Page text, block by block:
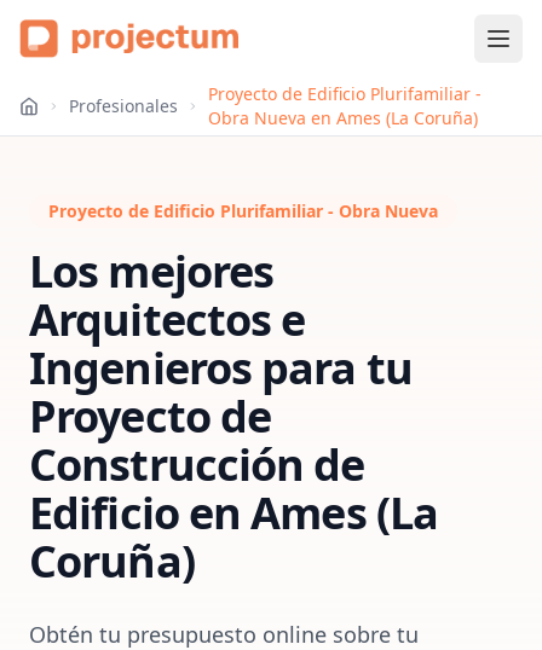
Profesionales
Proyecto de Edificio Plurifamiliar -
Obra Nueva en Ames (La Coruña)
Proyecto de Edificio Plurifamiliar - Obra Nueva
Los mejores
Arquitectos e
Ingenieros para tu
Proyecto de
Construcción de
EdificioenAmes (La
Coruña)
Obtén tu presupuesto online sobre tu